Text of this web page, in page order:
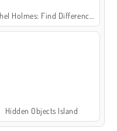
Hidden Objects Island